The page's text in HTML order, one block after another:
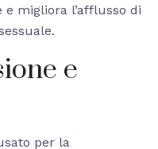
migliora l’afflusso di
e
per la